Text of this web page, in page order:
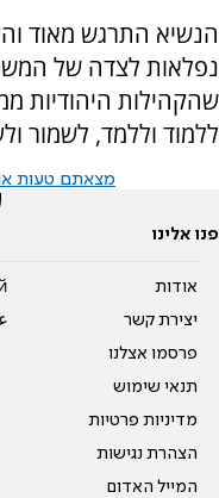
הנשיא התרגש מאוד
נפלאות לצדה של
שהקהילות היהודיות
ללמוד וללמד, לשמור
מצאתם טעות או
פנו אלינו
אודות
יצירת קשר
פרסמו אצלנו
תנאי שימוש
מדיניות פרטיות
הצהרת נגישות
המייל האדום